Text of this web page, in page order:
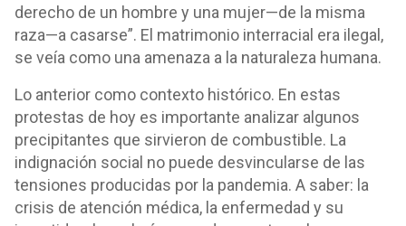
derecho de un hombre y una mujer—de la misma
raza—a casarse”. El matrimonio interracial era ilegal,
se veía como una amenaza a la naturaleza humana.
Lo anterior como contexto histórico. En estas
protestas de hoy es importante analizar algunos
precipitantes que sirvieron de combustible. La
indignación social no puede desvincularse de las
tensiones producidas por la pandemia. A saber: la
crisis de atención médica, la enfermedad y su